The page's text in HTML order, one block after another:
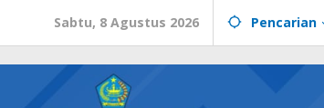
Sabtu, 8 Agustus 2026 Pencarian